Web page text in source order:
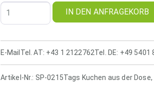
IN DEN ANFRAGEKORB
E-Mail Tel. AT: +43 1 2122762Tel. DE: +49 5401
Artikel-Nr.: SP-0215Tags Kuchen aus der Dose,